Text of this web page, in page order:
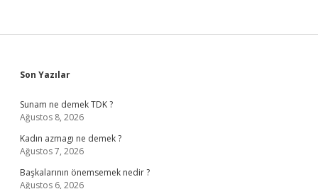
Sidebar
Son Yazılar
Sunam ne demek TDK ?
Ağustos 8, 2026
Kadın azmagı ne demek ?
Ağustos 7, 2026
Başkalarının önemsemek nedir ?
Ağustos 6, 2026